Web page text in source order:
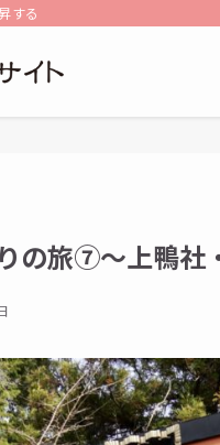
する
の旅⑦〜上鴨社